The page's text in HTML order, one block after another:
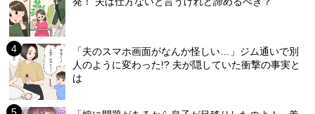
「夫のスマホ画面がなんか怪しい…」ジム通いで別
人のように変わった!? 夫が隠していた衝撃の事実と
は